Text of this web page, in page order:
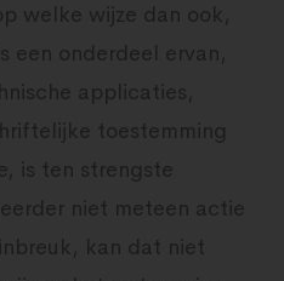
welke wijze dan ook,
een onderdeel ervan,
applicaties,
toestemming
is ten strengste
niet meteen actie
kan dat niet